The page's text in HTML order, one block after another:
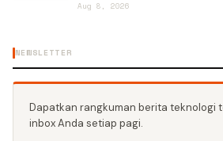
Aug 8, 2026
NEWSLETTER
Dapatkan rangkuman berita teknologi
inbox Anda setiap pagi.